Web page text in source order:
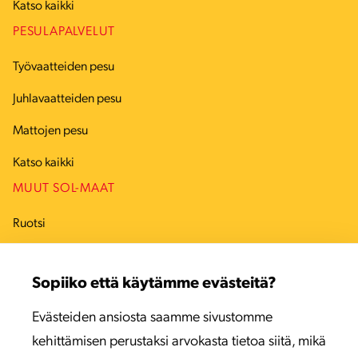
Sopiiko että käytämme evästeitä?
Evästeiden ansiosta saamme sivustomme
kehittämisen perustaksi arvokasta tietoa siitä, mikä
Katso kaikki
PESULAPALVELUT
Työvaatteiden pesu
Juhlavaatteiden pesu
Mattojen pesu
Katso kaikki
MUUT SOL-MAAT
Ruotsi
Viro
Latvia